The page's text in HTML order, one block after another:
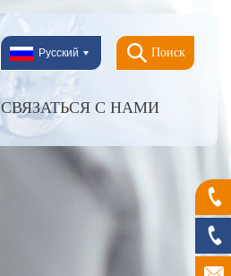
Поиск
Русский
СВЯЗАТЬСЯ С НАМИ